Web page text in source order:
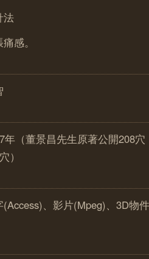
法
感。
年（董景昌先生原著公開208
）
、影片(Mpeg)、3D物